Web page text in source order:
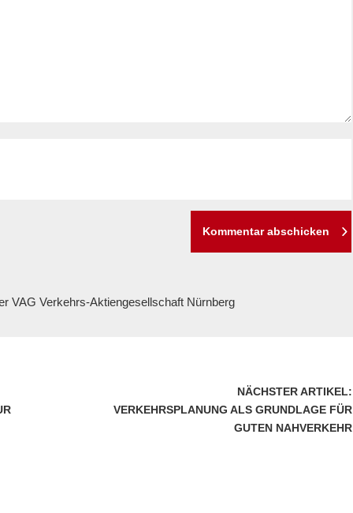
Kommentar abschicken
VAG Verkehrs-Aktiengesellschaft Nürnberg
VERKEHRSPLANUNG ALS GRUNDLAGE FÜR
GUTEN NAHVERKEHR